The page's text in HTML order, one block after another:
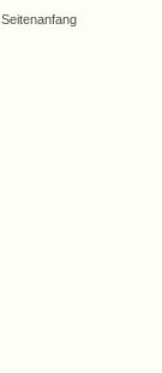
Seitenanfang